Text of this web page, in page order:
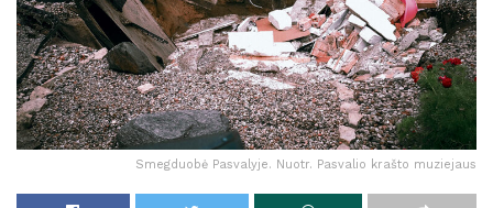
Smegduobė Pasvalyje. Nuotr. Pasvalio krašto muziejaus